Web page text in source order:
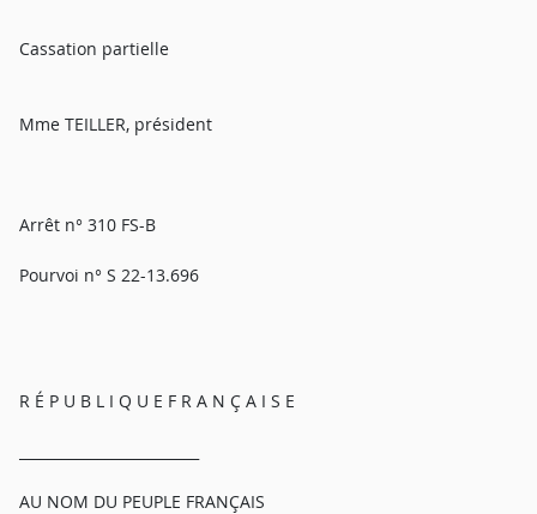
Cassation partielle
Mme TEILLER, président
Arrêt n° 310 FS-B
Pourvoi n° S 22-13.696
R É P U B L I Q U E F R A N Ç A I S E
AU NOM DU PEUPLE FRANÇAIS